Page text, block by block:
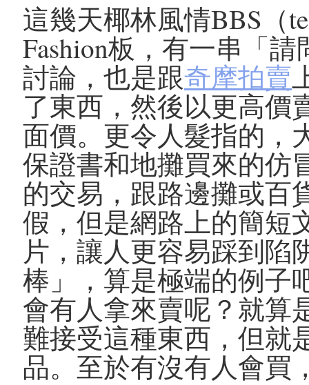
這幾天椰林風情BBS（
Fashion板，有一串「
討論，也是跟奇摩拍賣
了東西，然後以更高價
面價。更令人髮指的，
保證書和地攤買來的仿
的交易，跟路邊攤或百
假，但是網路上的簡短
片，讓人更容易踩到陷
棒」，算是極端的例子
會有人拿來賣呢？就算
難接受這種東西，但就
品。至於有沒有人會買